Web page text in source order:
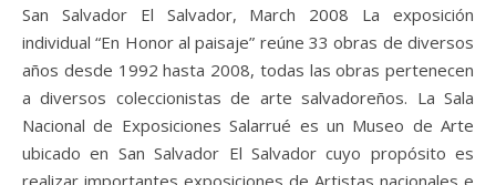
San Salvador El Salvador, March 2008 La exposición
individual “En Honor al paisaje” reúne 33 obras de diversos
años desde 1992 hasta 2008, todas las obras pertenecen
a diversos coleccionistas de arte salvadoreños. La Sala
Nacional de Exposiciones Salarrué es un Museo de Arte
ubicado en San Salvador El Salvador cuyo propósito es